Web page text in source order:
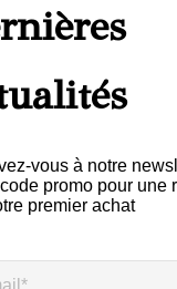
euros d’achat
vous à notre
promo pour une
premier achat